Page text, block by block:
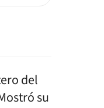
del
su